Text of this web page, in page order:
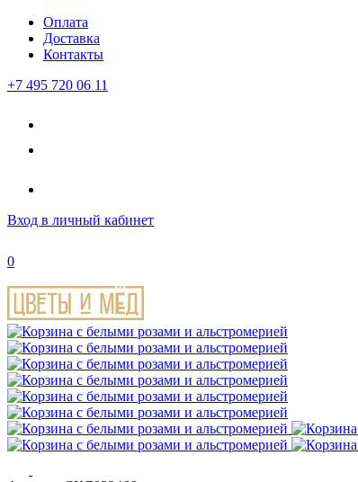
Оплата
Доставка
Контакты
+7 495 720 06 11
Вход в личный кабинет
0